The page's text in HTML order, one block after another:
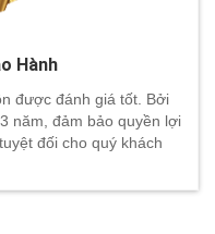
Hành
được đánh giá tốt. Bởi
năm, đảm bảo quyền lợi
đối cho quý khách